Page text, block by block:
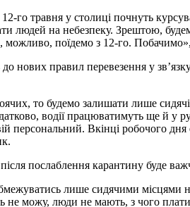
го травня у столиці почнуть
людей на небезпеку. Зрештою,
можливо, поїдемо з 12-го.
нових правил перевезення у
то будемо залишати лише
водії працюватимуть ще й у
Вкінці робочого дня
послаблення карантину буде
лише сидячими місцями
не можу, люди не мають, з чого